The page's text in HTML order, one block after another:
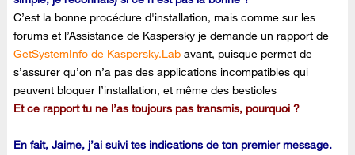
C’est la bonne procédure d'installation, mais comme sur les
forums et l’Assistance de Kaspersky je demande un rapport de
GetSystemInfo de Kaspersky.Lab avant, puisque permet de
s’assurer qu’on n’a pas des applications incompatibles qui
peuvent bloquer l’installation, et même des bestioles
Et ce rapport tu ne l’as toujours pas transmis, pourquoi ?
En fait, Jaime, j’ai suivi tes indications de ton premier message.